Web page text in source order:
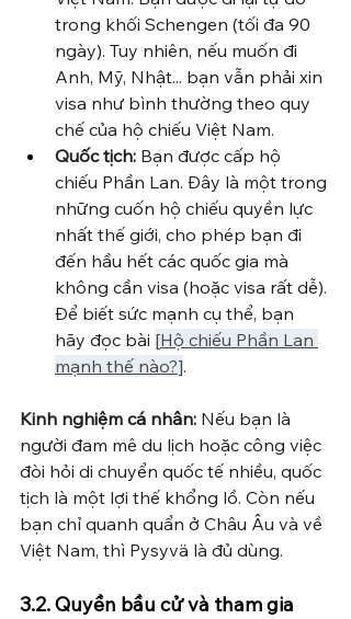
trong khối Schengen (tối đa 90
ngày). Tuy nhiên, nếu muốn đi
Anh, Mỹ, Nhật... bạn vẫn phải xin
visa như bình thường theo quy
chế của hộ chiếu Việt Nam.
Quốc tịch: Bạn được cấp hộ
chiếu Phần Lan. Đây là một trong
những cuốn hộ chiếu quyền lực
nhất thế giới, cho phép bạn đi
đến hầu hết các quốc gia mà
không cần visa (hoặc visa rất dễ).
Để biết sức mạnh cụ thể, bạn
hãy đọc bài [Hộ chiếu Phần Lan
mạnh thế nào?].
Kinh nghiệm cá nhân: Nếu bạn là
người đam mê du lịch hoặc công việc
đòi hỏi di chuyển quốc tế nhiều, quốc
tịch là một lợi thế khổng lồ. Còn nếu
bạn chỉ quanh quẩn ở Châu Âu và về
Việt Nam, thì Pysyvä là đủ dùng.
3.2. Quyền bầu cử và tham gia